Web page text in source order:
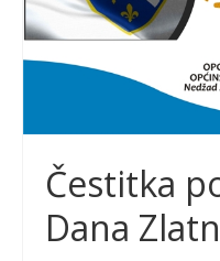
Čestitka
Dana